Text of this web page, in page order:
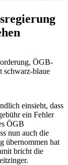
ÖGB-
schwarz-blaue
einsieht, dass
ein Fehler
ÖGB
nun auch die
übernommen hat
bricht die